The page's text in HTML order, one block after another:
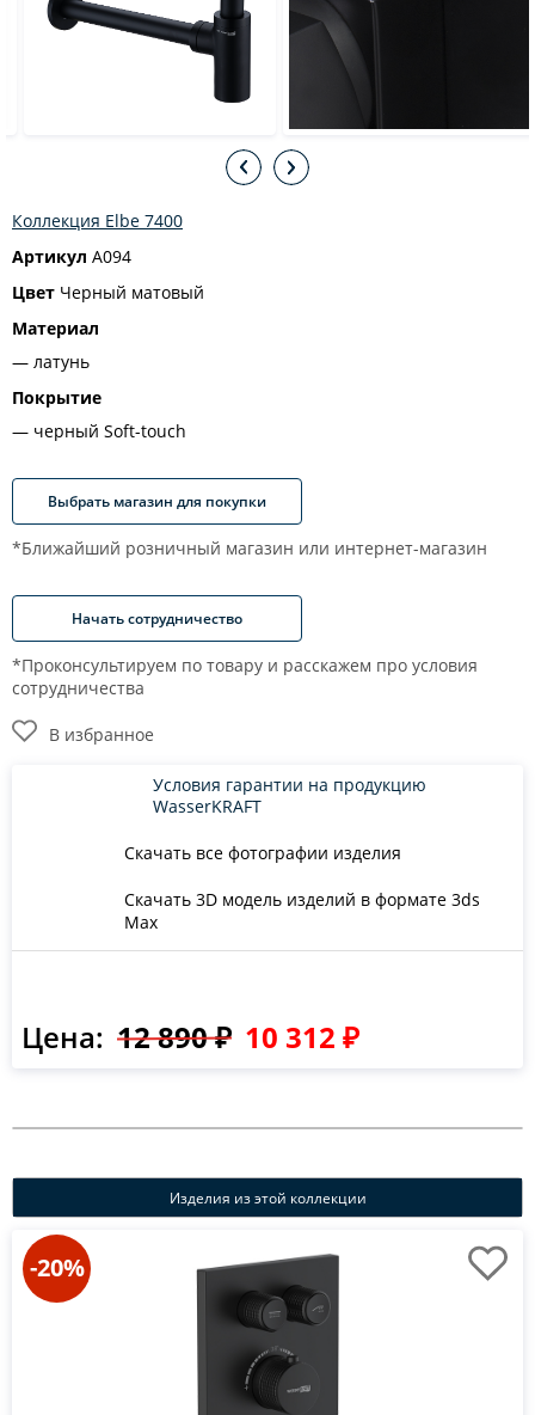
Коллекция Elbe 7400
Артикул A094
Цвет Черный матовый
Материал
латунь
Покрытие
черный Soft-touch
Выбрать магазин для покупки
*Ближайший розничный магазин или интернет-магазин
Начать сотрудничество
*Проконсультируем по товару и расскажем про условия
сотрудничества
В избранное
Скачать все фотографии изделия
Скачать 3D модель изделий в формате 3ds
Max
Условия гарантии на продукцию
WasserKRAFT
Цена: 12 890 ₽ 10 312 ₽
Изделия из этой коллекции
-20%